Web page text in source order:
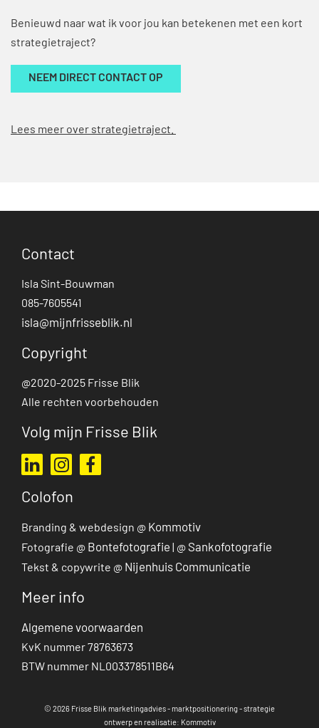
Benieuwd naar wat ik voor jou kan betekenen met een kort
strategietraject?
NEEM DIRECT CONTACT OP
Lees meer over strategietraject.
Contact
Isla Sint-Bouwman
085-7605541
isla@mijnfrisseblik.nl
Copyright
@2020-2025 Frisse Blik
Alle rechten voorbehouden
Volg mijn Frisse Blik
Ga naar mijn LinkedIn profiel
Ga naar mijn Instagram profiel
Colofon
Branding & webdesign @ Kommotiv
Fotografie @ Bontefotografie | @ Sankofotografie
Tekst & copywrite @ Nijenhuis Communicatie
Meer info
Algemene voorwaarden
KvK nummer 78763673
BTW nummer NL003378511B64
© 2026 Frisse Blik marketingadvies - marktpositionering - strategie
ontwerp en realisatie: Kommotiv